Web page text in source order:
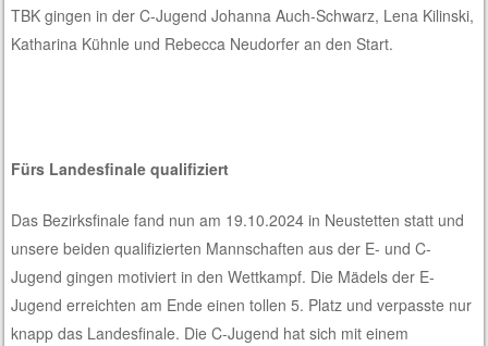
TBK gingen in der C-Jugend Johanna Auch-Schwarz, Lena Kilinski,
Katharina Kühnle und Rebecca Neudorfer an den Start.
Fürs Landesfinale qualifiziert
Das Bezirksfinale fand nun am 19.10.2024 in Neustetten statt und
unsere beiden qualifizierten Mannschaften aus der E- und C-
Jugend gingen motiviert in den Wettkampf. Die Mädels der E-
Jugend erreichten am Ende einen tollen 5. Platz und verpasste nur
knapp das Landesfinale. Die C-Jugend hat sich mit einem